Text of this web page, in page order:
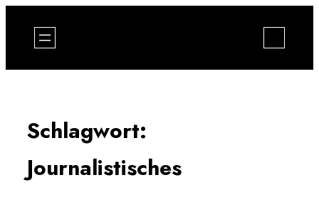
Inhalt
springen
Schlagwort:
Journalistisches